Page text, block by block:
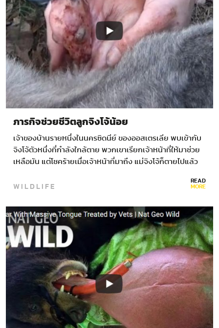
ภารกิจช่วยชีวิตลูกจิงโจ้น้อย
เจ้าของบ้านรายหนึ่งในนครซิดนีย์ ของออสเตรเลีย พบเข้ากับ
จิงโจ้ตัวหนึ่งที่กำลังใกล้ตาย พวกเขาเรียกเจ้าหน้าที่ให้มาช่วย
เหลือมัน แต่โชคร้ายเมื่อเจ้าหน้าที่มาถึง แม่จิงโจ้ก็ตายไปแล้ว
ของมัน…
WILDLIFE READ
MORE